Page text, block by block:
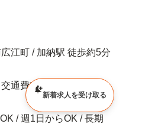
江町 / 加納駅 徒歩約5分
通費支給
/ 週1日からOK / 長期
新着求人を受け取る